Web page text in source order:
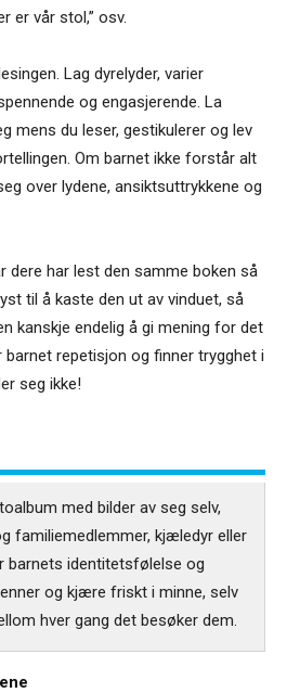
er vår stol,” osv.
Lag dyrelyder, varier
og engasjerende. La
mens du leser, gestikulerer og lev
Om barnet ikke forstår alt
over lydene, ansiktsuttrykkene og
dere har lest den samme boken så
til å kaste den ut av vinduet, så
kanskje endelig å gi mening for det
barnet repetisjon og finner trygghet i
seg ikke!
med bilder av seg selv,
familiemedlemmer, kjæledyr eller
barnets identitetsfølelse og
og kjære friskt i minne, selv
hver gang det besøker dem.